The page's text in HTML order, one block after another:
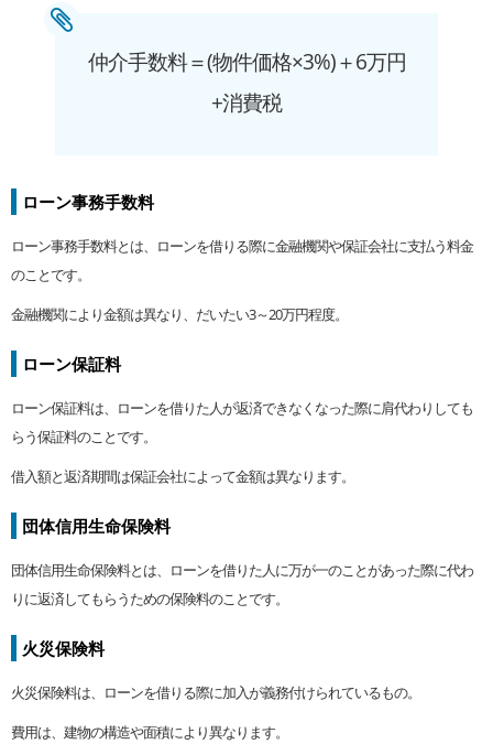
仲介手数料＝(物件価格×3%)＋6万円
+消費税
ローン事務手数料
ローン事務手数料とは、ローンを借りる際に金融機関や保証会社に支払う料金
のことです。
金融機関により金額は異なり、だいたい3～20万円程度。
ローン保証料
ローン保証料は、ローンを借りた人が返済できなくなった際に肩代わりしても
らう保証料のことです。
借入額と返済期間は保証会社によって金額は異なります。
団体信用生命保険料
団体信用生命保険料とは、ローンを借りた人に万が一のことがあった際に代わ
りに返済してもらうための保険料のことです。
火災保険料
火災保険料は、ローンを借りる際に加入が義務付けられているもの。
費用は、建物の構造や面積により異なります。